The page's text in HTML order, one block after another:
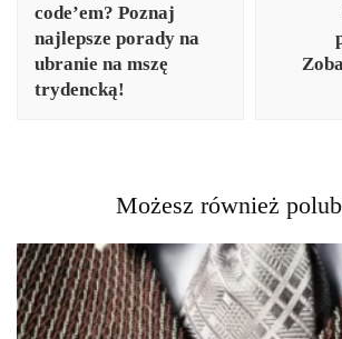
code’em? Poznaj
najlepsze porady na
ubranie na mszę
trydencką!
Możesz również